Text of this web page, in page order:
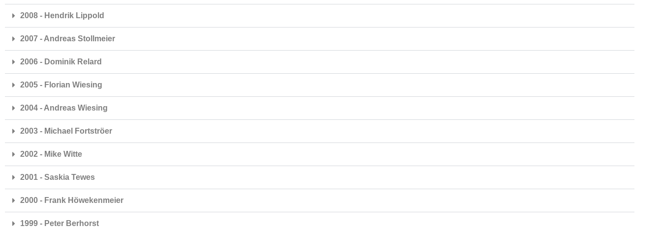
2008 - Hendrik Lippold
2007 - Andreas Stollmeier
2006 - Dominik Relard
2005 - Florian Wiesing
2004 - Andreas Wiesing
2003 - Michael Fortströer
2002 - Mike Witte
2001 - Saskia Tewes
2000 - Frank Höwekenmeier
1999 - Peter Berhorst